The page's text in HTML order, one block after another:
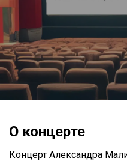
О концерте
Концерт Александра